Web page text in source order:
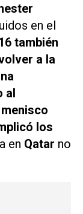
en el
también
a la
al
menisco
los
en Qatar no